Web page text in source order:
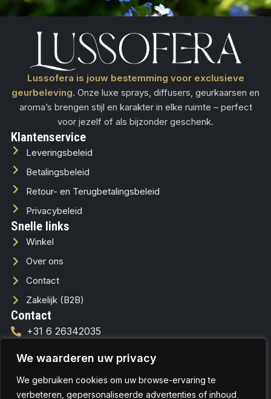
We waarderen uw privacy
We gebruiken cookies om uw browse-ervaring te
verbeteren, gepersonaliseerde advertenties of inhoud
Lussofera is jouw bestemming voor exclusieve
geurbeleving. Onze luxe sprays, diffusers, geurkaarsen en
aroma’s brengen stijl en karakter in elke ruimte – perfect
voor jezelf of als bijzonder geschenk.
Klantenservice
Leveringsbeleid
Betalingsbeleid
Retour- en Terugbetalingsbeleid
Privacybeleid
Snelle links
Winkel
Over ons
Contact
Zakelijk (B2B)
Contact
+31 6 26342035
info@lussofera.nl